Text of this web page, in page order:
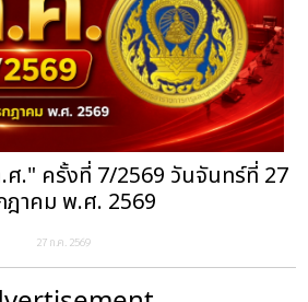
ศ." ครั้งที่ 7/2569 วันจันทร์ที่ 27
ฎาคม พ.ศ. 2569
27 ก.ค. 2569